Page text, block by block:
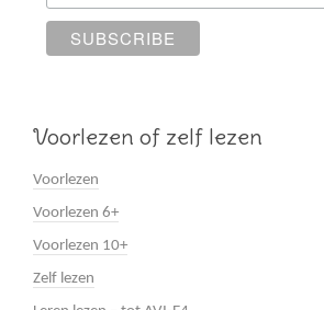
Voorlezen of zelf lezen
Voorlezen
Voorlezen 6+
Voorlezen 10+
Zelf lezen